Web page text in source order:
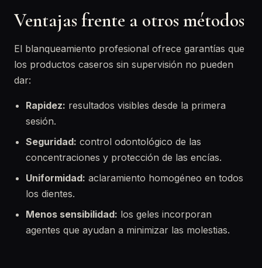
Ventajas frente a otros métodos
El blanqueamiento profesional ofrece garantías que
los productos caseros sin supervisión no pueden
dar:
Rapidez: resultados visibles desde la primera
sesión.
Seguridad: control odontológico de las
concentraciones y protección de las encías.
Uniformidad: aclaramiento homogéneo en todos
los dientes.
Menos sensibilidad: los geles incorporan
agentes que ayudan a minimizar las molestias.